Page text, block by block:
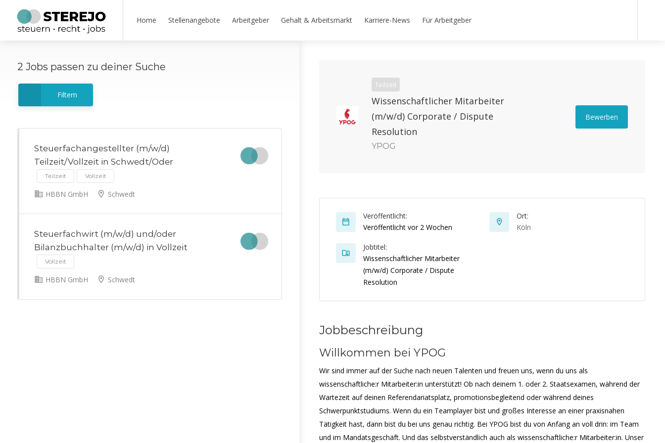
Home Stellenangebote Arbeitgeber Gehalt & Arbeitsmarkt Karriere-News Für Arbeitgeber
2 Jobs passen zu deiner Suche
Filtern
Steuerfachangestellter (m/w/d)
Teilzeit/Vollzeit in Schwedt/Oder
Teilzeit Vollzeit
HBBN GmbH Schwedt
Steuerfachwirt (m/w/d) und/oder
Bilanzbuchhalter (m/w/d) in Vollzeit
Vollzeit
HBBN GmbH Schwedt
Teilzeit
Wissenschaftlicher Mitarbeiter
(m/w/d) Corporate / Dispute
Resolution
YPOG
Bewerben
Veröffentlicht:
Veröffentlicht vor 2 Wochen
Ort:
Köln
Jobtitel:
Wissenschaftlicher Mitarbeiter
(m/w/d) Corporate / Dispute
Resolution
Jobbeschreibung
Willkommen bei YPOG
Wir sind immer auf der Suche nach neuen Talenten und freuen uns, wenn du uns als
wissenschaftliche:r Mitarbeiter:in unterstützt! Ob nach deinem 1. oder 2. Staatsexamen, während der
Wartezeit auf deinen Referendariatsplatz, promotionsbegleitend oder während deines
Schwerpunktstudiums. Wenn du ein Teamplayer bist und großes Interesse an einer praxisnahen
Tätigkeit hast, dann bist du bei uns genau richtig. Bei YPOG bist du von Anfang an voll drin: im Team
und im Mandatsgeschäft. Und das selbstverständlich auch als wissenschaftliche:r Mitarbeiter:in. Unser